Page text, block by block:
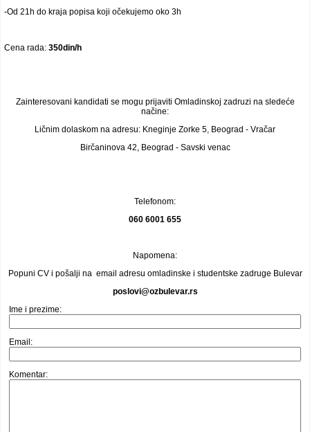
-Od 21h do kraja popisa koji očekujemo oko 3h
Cena rada: 350din/h
Zainteresovani kandidati se mogu prijaviti Omladinskoj zadruzi na sledeće
načine:
Ličnim dolaskom na adresu: Kneginje Zorke 5, Beograd - Vračar
Birčaninova 42, Beograd - Savski venac
Telefonom:
060 6001 655
Napomena:
Popuni CV i pošalji na email adresu omladinske i studentske zadruge Bulevar
poslovi@ozbulevar.rs
Ime i prezime:
Email:
Komentar: